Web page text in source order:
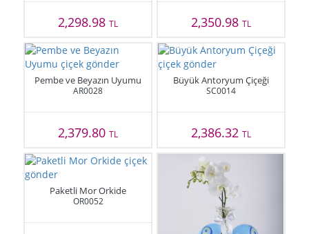
2,298.98TL 2,350.98 TL
Pembe ve Beyazın Uyumu
AR0028
2,379.80TL
Büyük Antoryum Çiçeği
SC0014
2,386.32 TL
Paketli Mor Orkide
OR0052